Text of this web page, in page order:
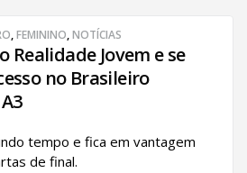
,FEMININO,NOTÍCIAS
Realidade Jovem e se
no Brasileiro
tempo e fica em vantagem
de final.